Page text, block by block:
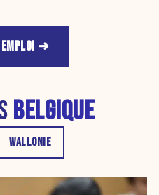
BELGIQUE
WALLONIE